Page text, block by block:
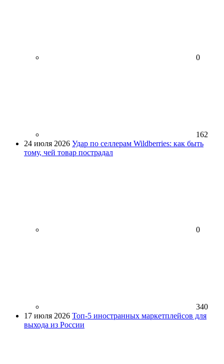
0
162
24 июля 2026 Удар по селлерам Wildberries: как быть
тому, чей товар пострадал
0
340
17 июля 2026 Топ-5 иностранных маркетплейсов для
выхода из России